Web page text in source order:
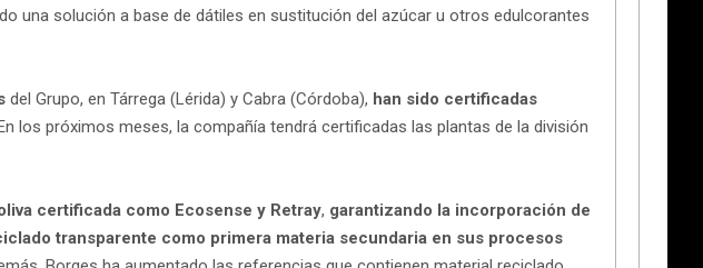
una solución a base de dátiles en sustitución del azúcar u otros edulcorantes
del Grupo, en Tárrega (Lérida) y Cabra (Córdoba), han sido certificadas
los próximos meses, la compañía tendrá certificadas las plantas de la división
certificada como Ecosense y Retray, garantizando la incorporación de
transparente como primera materia secundaria en sus procesos